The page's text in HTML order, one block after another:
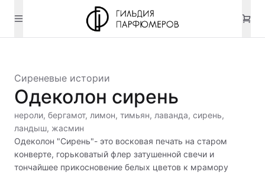
Сиреневые истории
Одеколон сирень
нероли, бергамот, лимон, тимьян, лаванда, сирень,
ландыш, жасмин
Одеколон "Сирень"- это восковая печать на старом
конверте, горьковатый флер затушенной свечи и
тончайшее прикосновение белых цветов к мрамору